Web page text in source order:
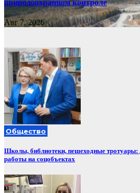
природоохранном контроле
Авг 7, 2026
Общество
Школы, библиотеки, пешеходные тротуары:
работы на соцобъектах